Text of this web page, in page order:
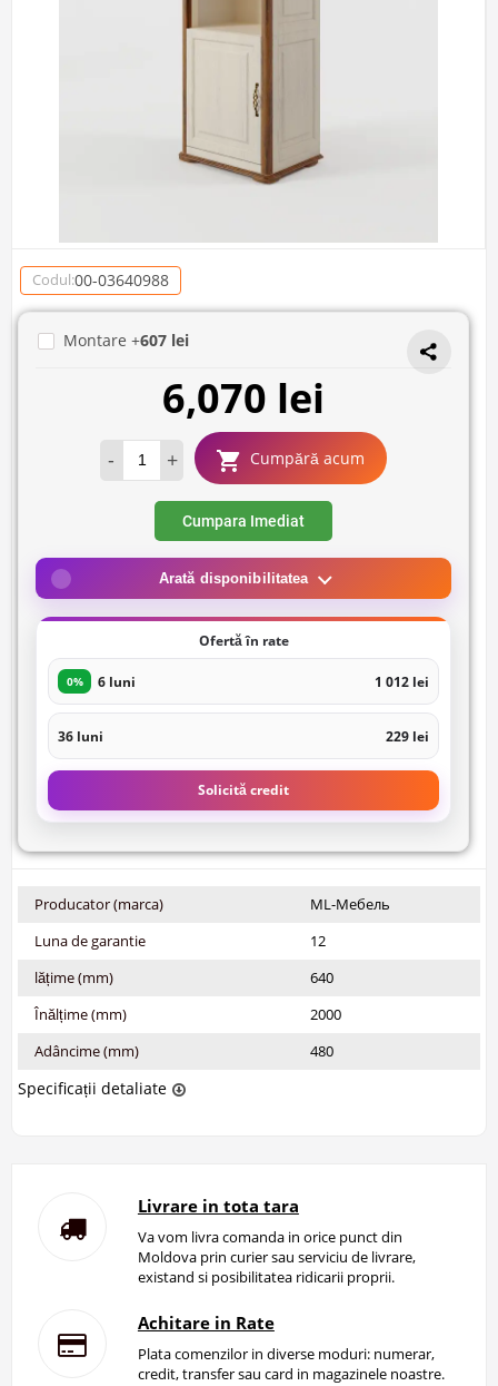
Codul:00-03640988
Montare +607 lei
6,070 lei
- + Cumpără acum
Cumpara Imediat
Arată disponibilitatea
Ofertă în rate
0% 6 luni 1 012 lei
36 luni 229 lei
Solicită credit
Producator (marca)
ML-Мебель
Luna de garantie
12
lățime (mm)
640
Înălțime (mm)
2000
Adâncime (mm)
480
Specificații detaliate
Livrare in tota tara
Va vom livra comanda in orice punct din
Moldova prin curier sau serviciu de livrare,
existand si posibilitatea ridicarii proprii.
Achitare in Rate
Plata comenzilor in diverse moduri: numerar,
credit, transfer sau card in magazinele noastre.